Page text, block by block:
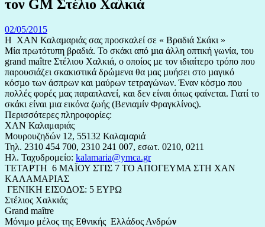
τον GM Στέλιο Χαλκιά
02/05/2015
Η ΧΑΝ Καλαµαριάς σας προσκαλεί σε « Βραδιά Σκάκι »
Μία πρωτότυπη βραδιά. Το σκάκι από µια άλλη οπτική γωνία, του
grand maître Στέλιου Χαλκιά, ο οποίος µε τον ιδιαίτερο τρόπο που
παρουσιάζει σκακιστικά δρώµενα θα µας µυήσει στο µαγικό
κόσµο των άσπρων και µαύρων τετραγώνων. Έναν κόσµο που
πολλές φορές µας παραπλανεί, και δεν είναι όπως φαίνεται. Γιατί το
σκάκι είναι µια εικόνα ζωής (Βενιαµίν Φραγκλίνος).
Περισσότερες πληροφορίες:
ΧΑΝ Καλαμαριάς
Μουρουζηδών 12, 55132 Καλαμαριά
Τηλ. 2310 454 700, 2310 241 007, εσωτ. 0210, 0211
Ηλ. Ταχυδρομείο: kalamaria@ymca.gr
ΤΕΤΑΡΤΗ 6 ΜΑΪΟΥ ΣΤΙΣ 7 ΤΟ ΑΠΟΓΕΥΜΑ ΣΤΗ ΧΑΝ
ΚΑΛΑΜΑΡΙΑΣ
ΓΕΝΙΚΗ ΕΙΣΟ∆ΟΣ: 5 ΕΥΡΩ
Στέλιος Χαλκιάς
Grand maître
Μόνιμο μέλος της Εθνικής Ελλάδος Ανδρών